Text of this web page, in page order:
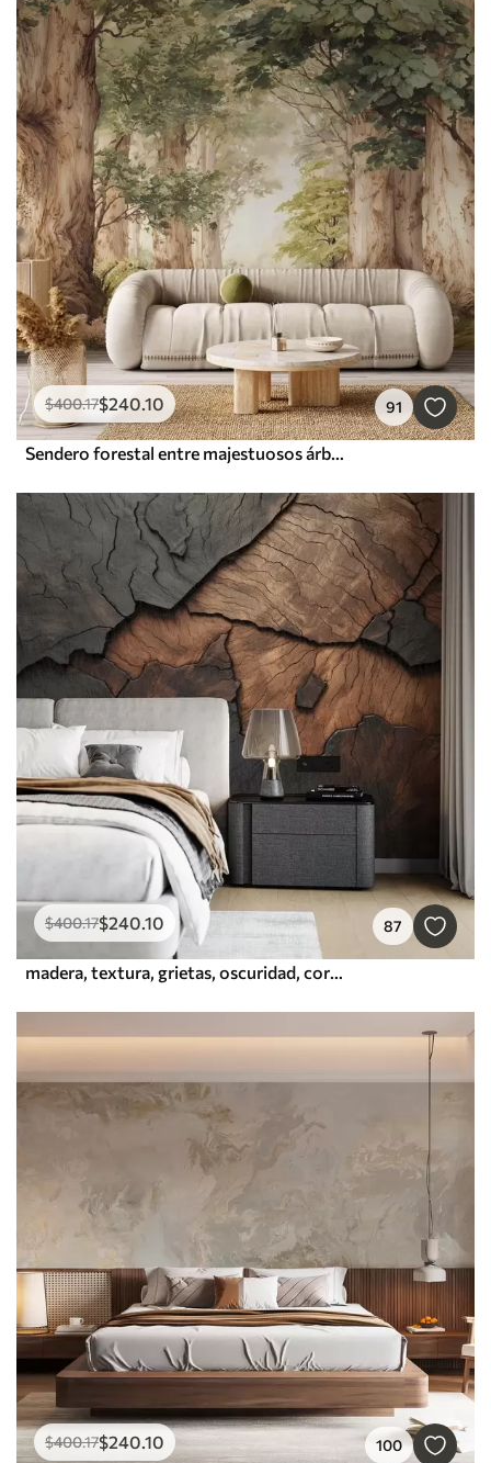
$400.17$240.10 91
Sendero forestal entre majestuosos árboles en estilo acuarela
$400.17$240.10 87
madera, textura, grietas, oscuridad, corteza, superficie
$400.17$240.10 100